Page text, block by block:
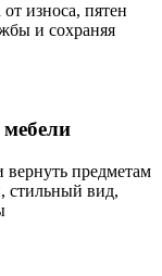
износа, пятен
и сохраняя
вернуть предметам
стильный вид,